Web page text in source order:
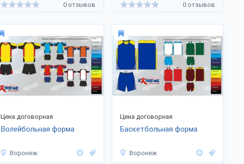
0 отзывов 0 отзывов
Цена договорная
Волейбольная форма
Воронеж
Цена договорная
Баскетбольная форма
Воронеж